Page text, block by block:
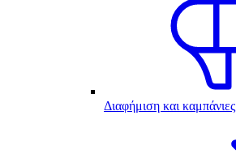
Διαφήμιση και καμπάνιες